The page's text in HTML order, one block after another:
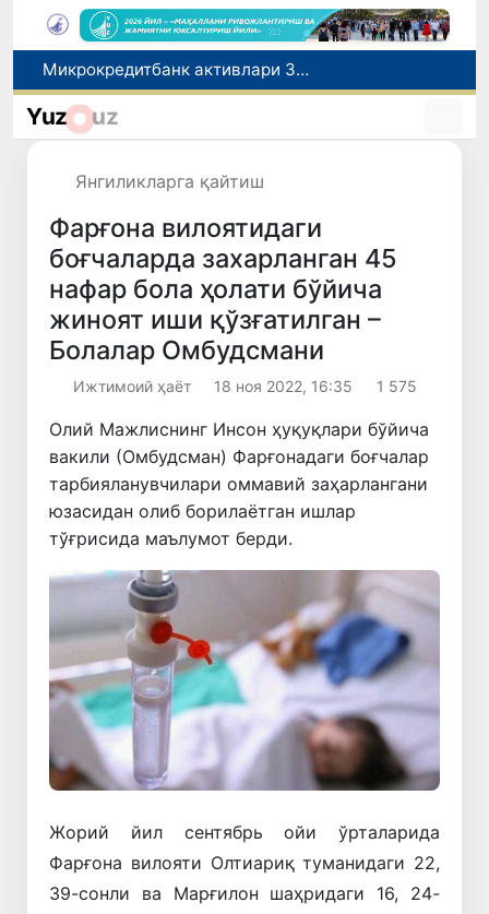
Малайзия Марказий Осиёда тиббий туризм йўналиши сифатидаги мавқеини мустаҳкамламоқда
Польшадаги элчихона кўмагида она ва бола Ватанга қайтарилди
Yuz uz
Янгиликларга қайтиш
Фарғона вилоятидаги
боғчаларда захарланган 45
нафар бола ҳолати бўйича
жиноят иши қўзғатилган –
Болалар Омбудсмани
Ижтимоий ҳаёт 18 ноя 2022, 16:35 1 575
Олий Мажлиснинг Инсон ҳуқуқлари бўйича
вакили (Омбудсман) Фарғонадаги боғчалар
тарбияланувчилари оммавий заҳарлангани
юзасидан олиб борилаётган ишлар
тўғрисида маълумот берди.
Жорий йил сентябрь ойи ўрталарида
Фарғона вилояти Олтиариқ туманидаги 22,
39-сонли ва Марғилон шаҳридаги 16, 24-